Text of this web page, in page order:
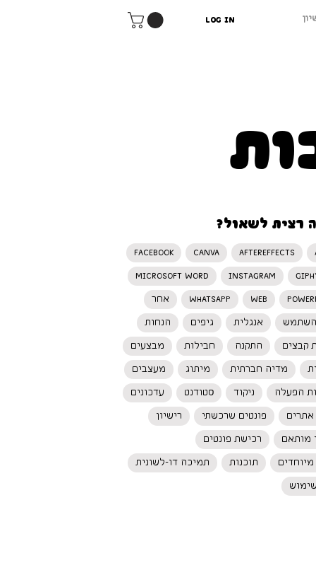
Log In
רצית לשאול?
AfterEffects
Canva
Facebook
Instagram
Microsoft Word
WEB
WhatsApp אחר
אנגלית גיפים הנחות
קבצים התקנה חבילות מבצעים
מדיה חברתית מיתוג מעצבים
הפעלה ניקוד סטודנט עדכונים
אתרים פונטים שרכשתי רישיון
מותאם רכישת פונטים
מיוחדים תוכנות תמיכה דו-לשונית